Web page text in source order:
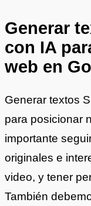
Generar
con IA
web en
Generar textos
para posicionar
importante
originales e
video, y tener
También